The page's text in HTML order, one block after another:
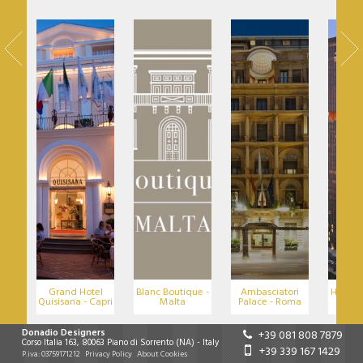
Grand Hotel
Quisisana - Capri Blanc Boutique -
Malta Ambasciatori
Palace - Roma Hotel
Donadio Designers
Corso Italia 163, 80063 Piano di Sorrento(NA)-Italy
P.iva:03759171212 Privacy Policy About Cookies
+39 081 808 7879
+39 339 167 1429